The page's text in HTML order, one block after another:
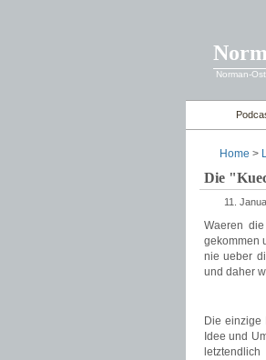
Norman-
Home >
Die
11.
Waeren
gekommen
nie ueber
und daher
Die einzige
Idee und